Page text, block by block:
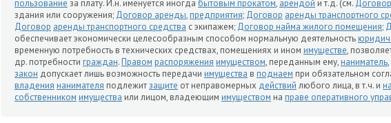
пользование за плату. И.н. именуется иногда бытовым прокатом, арендой и т.д. (см.
здания или сооружения; Договор аренды,предприятия; Договор аренды транспортного
Договор аренды транспортного средства с экипажем; Договор найма жилого помещения;
обеспечивает экономически целесообразным способом нормальную деятельность
временную потребность в технических средствах, помещениях и ином имуществе,
др. потребности граждан.Правом распоряжения имуществом, переданным ему,наниматель
закон допускает лишь возможность передачи имущества в поднаем при обязательном
владения нанимателя подлежитзащите от неправомерных действий любого лица, в т.ч. и
собственником имущества или лицом, владеющим имуществом на праве оперативного